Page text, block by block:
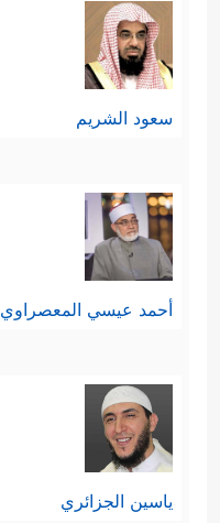
سعود الشريم
أحمد عيسي المعصراوي
ياسين الجزائري